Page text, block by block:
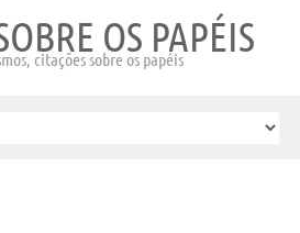
OS PAPÉIS
citações sobre os papéis